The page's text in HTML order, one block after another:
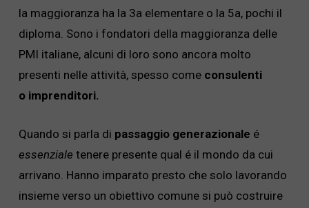
la maggioranza ha la 3a elementare o la 5a, pochi il
diploma. Sono i fondatori della maggioranza delle
PMI italiane, alcuni di loro sono ancora molto
presenti nelle attività, spesso come consulenti
o imprenditori.
Quando si parla di passaggio generazionale é
essenziale tenere presente qual é il mondo da cui
arrivano. Hanno imparato presto che solo lavorando
insieme verso un obiettivo comune si può costruire